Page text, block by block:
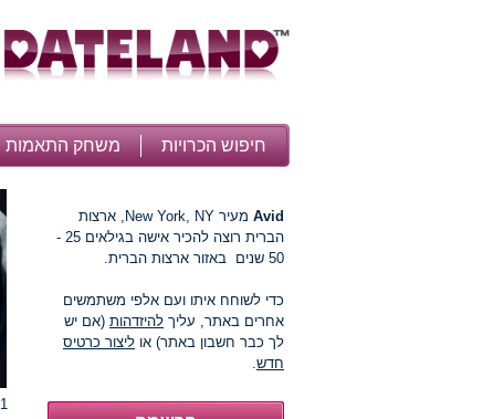
חיפוש הכרויות משחק התאמות
Avid
מעיר New York, NY, ארצות
הברית רוצה להכיר אישה בגילאים 25 -
50 שנים באזור ארצות הברית.
כדי לשוחח איתו ועם אלפי משתמשים
אחרים באתר, עליך להיזדהות (אם יש
לך כבר חשבון באתר) או ליצור כרטיס
חדש.
1 תמונות